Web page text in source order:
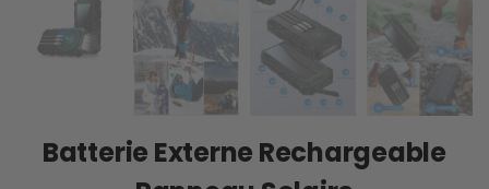
Batterie Externe Rechargeable